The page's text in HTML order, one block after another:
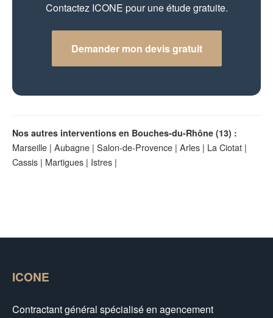
Contactez ICONE pour une étude gratuite.
Demander mon devis gratuit
Nos autres interventions en Bouches-du-Rhône (13) :
Marseille | Aubagne | Salon-de-Provence | Arles | La Ciotat |
Cassis | Martigues | Istres |
ICONE
Contractant général spécialisé en agencement